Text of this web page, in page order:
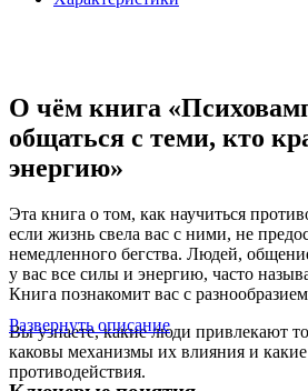
О чём книга
общаться с теми, кто
энергию»
Эта книга о том, как научиться
если жизнь свела вас с ними, не
немедленного бегства. Людей,
у вас все силы и энергию, часто
Книга познакомит вас с
Вы узнаете, какие люди привлекают
каковы механизмы их влияния и
противодействия.
Развернуть описание